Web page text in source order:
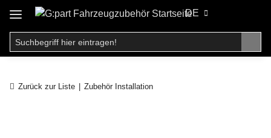
DE
Zurück zur Liste Zubehör Installation